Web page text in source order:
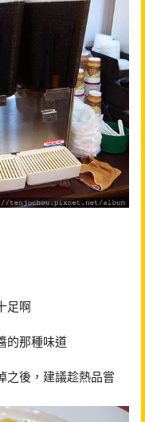
足啊
的那種味道
之後，建議趁熱品嘗